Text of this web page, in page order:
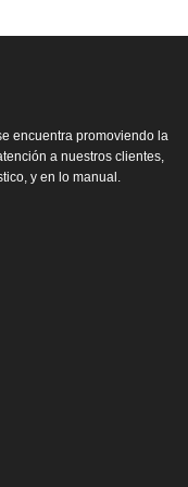
encuentra promoviendo la
a nuestros clientes,
y en lo manual.